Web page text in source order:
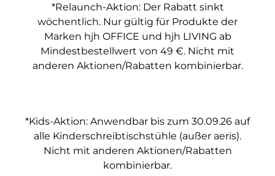
*Relaunch-Aktion: Der Rabatt sinkt
wöchentlich. Nur gültig für Produkte der
Marken hjh OFFICE und hjh LIVING ab
Mindestbestellwert von 49 €. Nicht mit
anderen Aktionen/Rabatten kombinierbar.
*Kids-Aktion: Anwendbar bis zum 30.09.26 auf
alle Kinderschreibtischstühle (außer aeris).
Nicht mit anderen Aktionen/Rabatten
kombinierbar.